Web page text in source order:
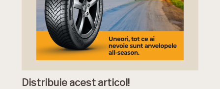
Distribuie acest articol!